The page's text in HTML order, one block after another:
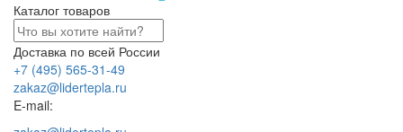
Каталог товаров
Доставка по всей России
+7 (495) 565-31-49
zakaz@lidertepla.ru
E-mail: